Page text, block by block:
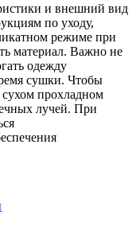
и внешний вид
по уходу,
режиме при
материал. Важно не
одежду
сушки. Чтобы
прохладном
лучей. При